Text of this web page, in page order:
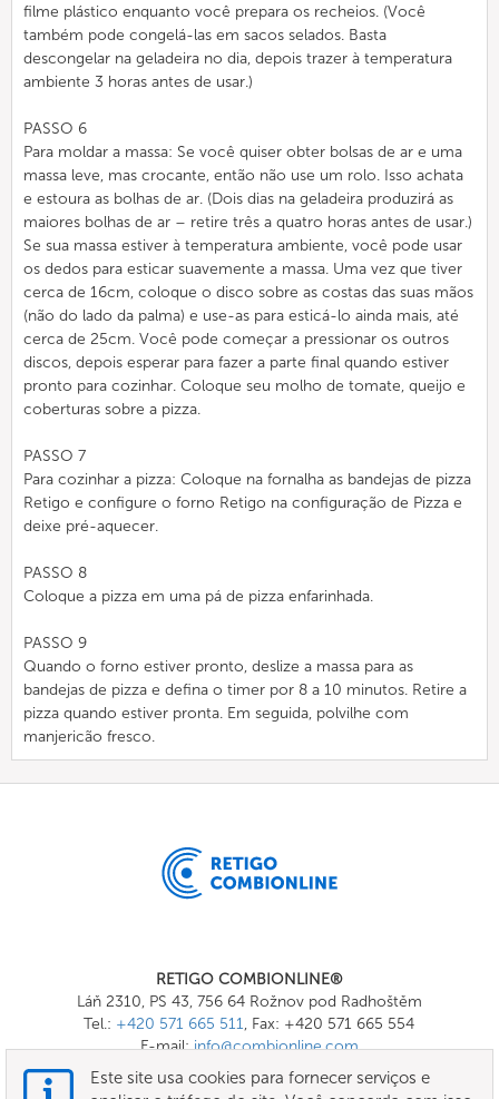
filme plástico enquanto você prepara os recheios. (Você
também pode congelá-las em sacos selados. Basta
descongelar na geladeira no dia, depois trazer à temperatura
ambiente 3 horas antes de usar.)
PASSO 6
Para moldar a massa: Se você quiser obter bolsas de ar e uma
massa leve, mas crocante, então não use um rolo. Isso achata
e estoura as bolhas de ar. (Dois dias na geladeira produzirá as
maiores bolhas de ar – retire três a quatro horas antes de usar.)
Se sua massa estiver à temperatura ambiente, você pode usar
os dedos para esticar suavemente a massa. Uma vez que tiver
cerca de 16cm, coloque o disco sobre as costas das suas mãos
(não do lado da palma) e use-as para esticá-lo ainda mais, até
cerca de 25cm. Você pode começar a pressionar os outros
discos, depois esperar para fazer a parte final quando estiver
pronto para cozinhar. Coloque seu molho de tomate, queijo e
coberturas sobre a pizza.
PASSO 7
Para cozinhar a pizza: Coloque na fornalha as bandejas de pizza
Retigo e configure o forno Retigo na configuração de Pizza e
deixe pré-aquecer.
PASSO 8
Coloque a pizza em uma pá de pizza enfarinhada.
PASSO 9
Quando o forno estiver pronto, deslize a massa para as
bandejas de pizza e defina o timer por 8 a 10 minutos. Retire a
pizza quando estiver pronta. Em seguida, polvilhe com
manjericão fresco.
RETIGO COMBIONLINE®
Láň 2310, PS 43, 756 64 Rožnov pod Radhoštěm
Tel.: +420 571 665 511, Fax: +420 571 665 554
E-mail:info@combionline.com
Este site usa cookies para fornecer serviços e